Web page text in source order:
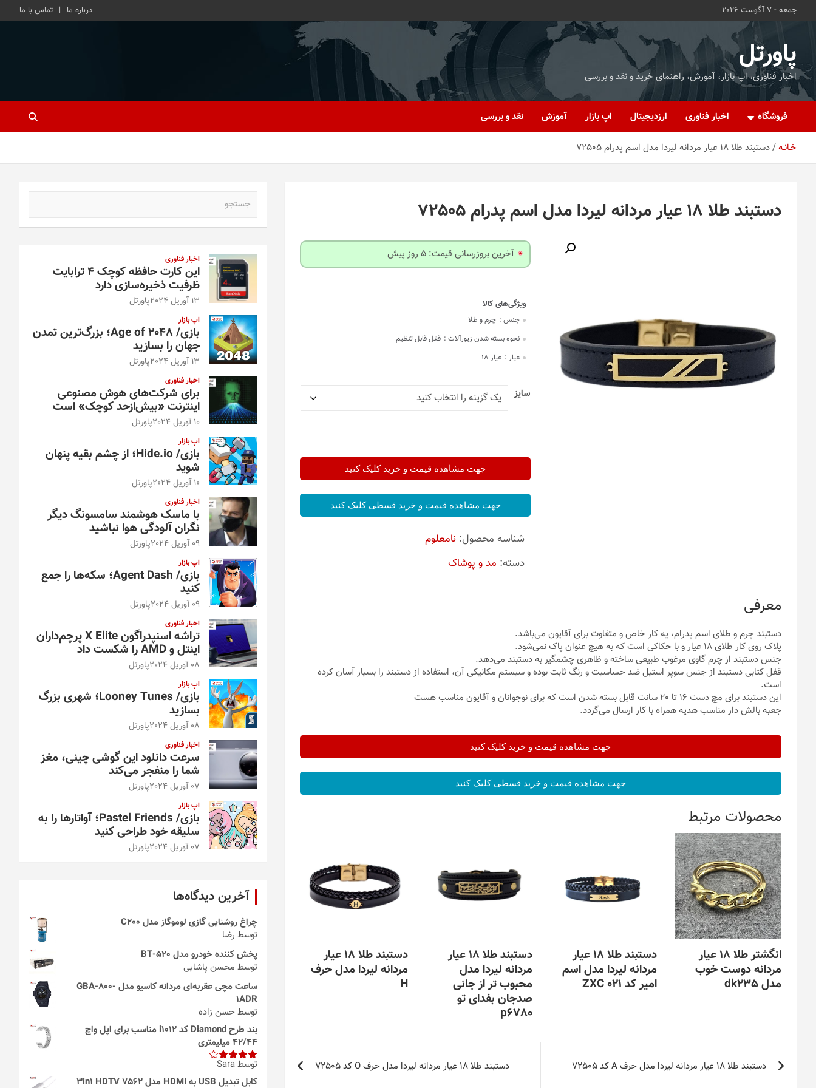
جمعه - 7 آگوست 2026 درباره ما تماس با ما
پاورتل
اخبار فناوری، اپ بازار، آموزش، راهنمای خرید و نقد و بررسی
فروشگاه اخبار فناوری ارزدیجیتال اپ بازار آموزش نقد و بررسی
خـانـه دستبند طلا 18 عیار مردانه لیردا مدل اسم پدرام 72505
دستبند طلا 18 عیار مردانه لیردا مدل اسم پدرام 72505
آخرین بروزرسانی قیمت: 5 روز پیش
جنس : چرم و طلا
نحوه بسته شدن زیورآلات : قفل قابل تنظیم
عیار : عیار 18
سایز
جهت مشاهده قیمت و خرید کلیک کنید
جهت مشاهده قیمت و خرید قسطی کلیک کنید
شناسه محصول: نامعلوم
دسته: مد و پوشاک
معرفی
دستبند چرم و طلای اسم پدرام، یه کار خاص و متفاوت برای آقایون می‌باشد.
پلاک روی کار طلای 18 عیار و با حکاکی است که به هیچ عنوان پاک نمی‌شود.
جنس دستبند از چرم گاوی مرغوب طبیعی ساخته و ظاهری چشمگیر به دستبند می‌دهد.
قفل کتابی دستبند از جنس سوپر استیل ضد حساسیت و رنگ ثابت بوده و سیستم مکانیکی آن، استفاده از دستبند را بسیار آسان کرده
است.
این دستبند برای مچ دست 16 تا 20 سانت قابل بسته شدن است که برای نوجوانان و آقایون‌ مناسب هست‌
جعبه بالش دار مناسب هدیه همراه با کار ارسال می‌گردد.
جهت مشاهده قیمت و خرید کلیک کنید
جهت مشاهده قیمت و خرید قسطی کلیک کنید
محصولات مرتبط
انگشتر طلا 18 عیار
مردانه دوست خوب
مدل dk235
می
دستبند طلا 18 عیار
مردانه لیردا مدل اسم
امیر کد ZXC 021
می
دستبند طلا 18 عیار
مردانه لیردا مدل
محبوب تر از جانی
صدجان بفدای تو
p6780
دستبند طلا 18 عیار
مردانه لیردا مدل حرف
H
می
راهبری
نوشتهدستبند طلا 18 عیار مردانه لیردا مدل حرف A کد 72505 دستبند طلا 18 عیار مردانه لیردا مدل حرف O کد 72505
اخبار فناوری
این کارت حافظه کوچک ۴ ترابایت
ظرفیت ذخیره‌سازی دارد
13 آوریل 2024 پاورتل
اپ بازار
بازی/ Age of 2048؛ بزرگ‌ترین تمدن
جهان را بسازید
13 آوریل 2024 پاورتل
اخبار فناوری
برای شرکت‌های هوش مصنوعی
اینترنت «بیش‌از‌حد کوچک» است
10 آوریل 2024 پاورتل
اپ بازار
بازی/ Hide.io؛ از چشم بقیه پنهان
شوید
10 آوریل 2024 پاورتل
اخبار فناوری
با ماسک هوشمند سامسونگ دیگر
نگران آلودگی هوا نباشید
09 آوریل 2024 پاورتل
اپ بازار
بازی/ Agent Dash؛ سکه‌ها را جمع
کنید
09 آوریل 2024 پاورتل
اخبار فناوری
تراشه اسنپدراگون X Elite پرچم‌داران
اینتل و AMD را شکست داد
08 آوریل 2024 پاورتل
اپ بازار
بازی/ Looney Tunes؛ شهری بزرگ
بسازید
08 آوریل 2024 پاورتل
اخبار فناوری
سرعت دانلود این گوشی چینی، مغز
شما را منفجر می‌کند
07 آوریل 2024 پاورتل
اپ بازار
بازی/ Pastel Friends؛ آواتارها را به
سلیقه خود طراحی کنید
07 آوریل 2024 پاورتل
آخرین دیدگاه‌ها
چراغ روشنایی گازی لوموگاز مدل C200
توسط رضا
پخش کننده خودرو مدل 520-BT
توسط محسن پاشایی
ساعت مچی عقربه‌ای مردانه کاسیو مدل GBA-800-
1ADR
توسط حسن زاده
بند طرح Diamond کد i1012 مناسب برای اپل واچ
42/44 میلیمتری
امتیاز4
از 5
توسط Sara
کابل تبدیل USB به HDMI مدل 3in1 HDTV 7562